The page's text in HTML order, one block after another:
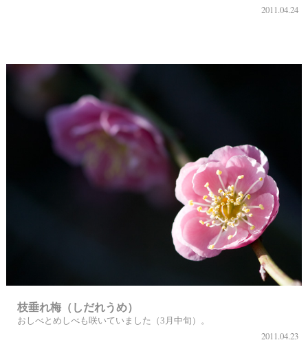
2011.04.24
枝垂れ梅（しだれうめ）
おしべとめしべも咲いていました（3月中旬）。
2011.04.23